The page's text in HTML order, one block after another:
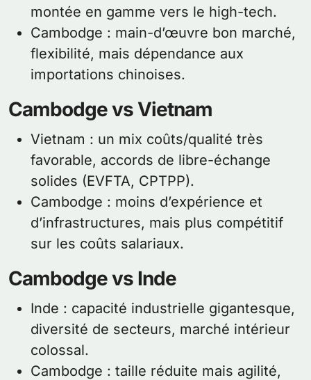
montée en gamme vers le high-tech.
Cambodge : main-d’œuvre bon marché,
flexibilité, mais dépendance aux
importations chinoises.
Cambodge vs Vietnam
Vietnam : un mix coûts/qualité très
favorable, accords de libre-échange
solides (EVFTA, CPTPP).
Cambodge : moins d’expérience et
d’infrastructures, mais plus compétitif
sur les coûts salariaux.
Cambodge vs Inde
Inde : capacité industrielle gigantesque,
diversité de secteurs, marché intérieur
colossal.
Cambodge : taille réduite mais agilité,